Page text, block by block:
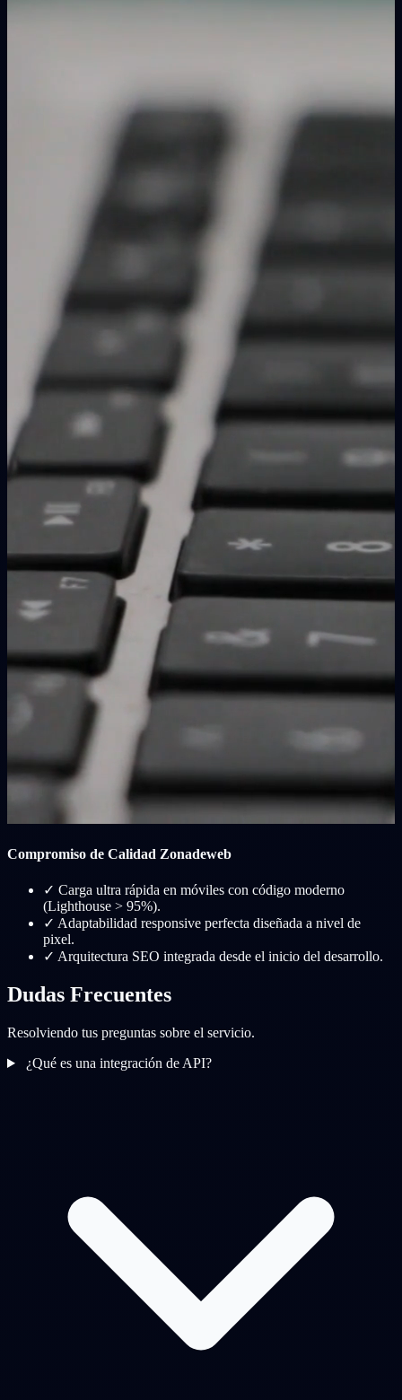
Compromiso de Calidad Zonadeweb
✓ Carga ultra rápida en móviles con código moderno
(Lighthouse > 95%).
✓ Adaptabilidad responsive perfecta diseñada a nivel de
pixel.
✓ Arquitectura SEO integrada desde el inicio del desarrollo.
Dudas Frecuentes
Resolviendo tus preguntas sobre el servicio.
¿Qué es una integración de API?